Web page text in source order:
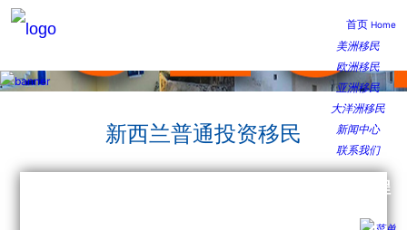
首页 Home
美洲移民
欧洲移民
亚洲移民
大洋洲移民
新闻中心
联系我们
微信小程
新西兰普通投资移民